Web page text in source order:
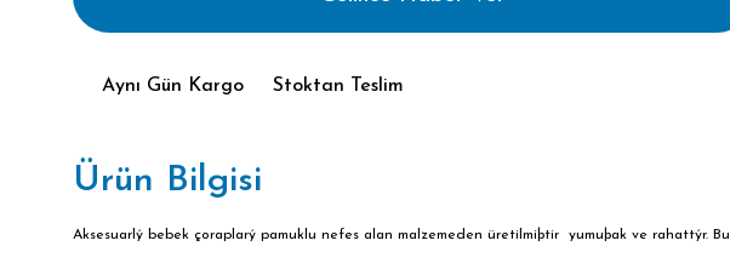
Aynı Gün Kargo Stoktan Teslim
Ürün Bilgisi
Aksesuarlý bebek çoraplarý pamuklu nefes alan malzemeden üretilmiþtir yumuþak ve rahattýr.